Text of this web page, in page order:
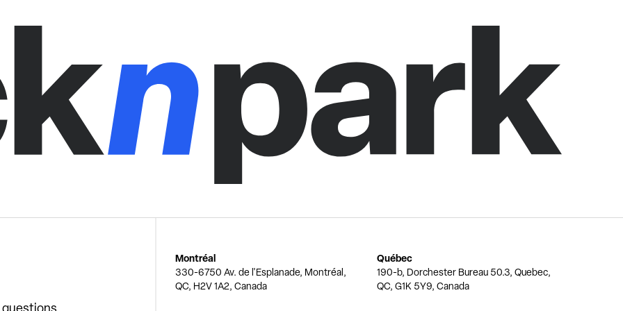
questions
Montréal
330-6750 Av. de l'Esplanade, Montréal,
QC, H2V 1A2, Canada
Québec
190-b, Dorchester Bureau 50.3, Quebec,
QC, G1K 5Y9, Canada